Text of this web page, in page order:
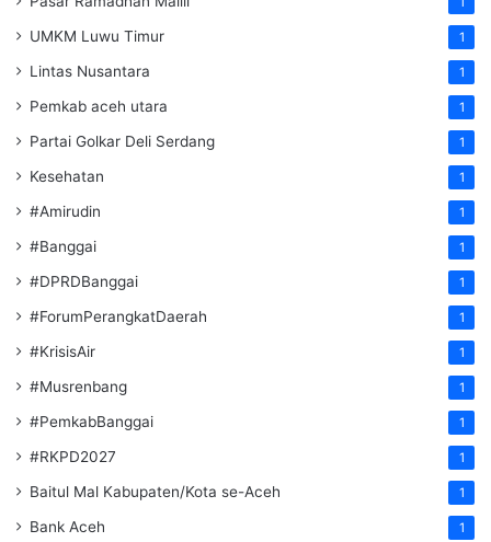
UMKM Luwu Timur 1
Lintas Nusantara 1
Pemkab aceh utara 1
Partai Golkar Deli Serdang 1
Kesehatan 1
#Amirudin 1
#Banggai 1
#DPRDBanggai 1
#ForumPerangkatDaerah 1
#KrisisAir 1
#Musrenbang 1
#PemkabBanggai 1
#RKPD2027 1
Baitul Mal Kabupaten/Kota se-Aceh 1
Bank Aceh 1